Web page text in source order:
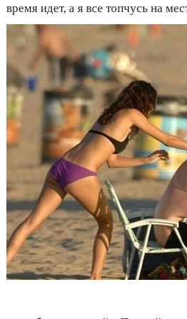
время идет, а я все топчусь на